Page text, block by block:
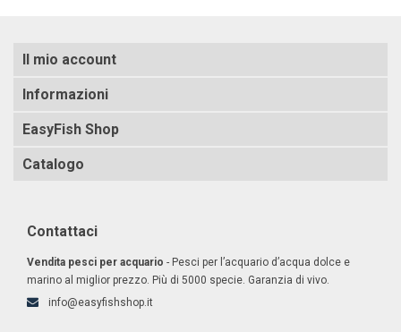
Il mio account
Informazioni
EasyFish Shop
Catalogo
Contattaci
Vendita pesci per acquario - Pesci per l’acquario d’acqua dolce e
marino al miglior prezzo. Più di 5000 specie. Garanzia di vivo.
info@easyfishshop.it